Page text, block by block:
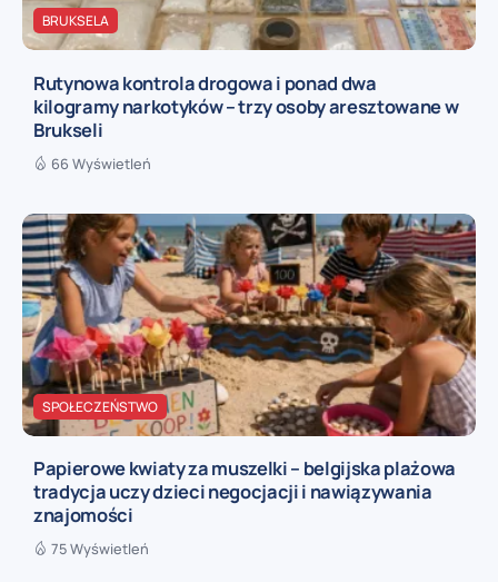
BRUKSELA
Rutynowa kontrola drogowa i ponad dwa
kilogramy narkotyków – trzy osoby aresztowane w
Brukseli
66 Wyświetleń
SPOŁECZEŃSTWO
Papierowe kwiaty za muszelki – belgijska plażowa
tradycja uczy dzieci negocjacji i nawiązywania
znajomości
75 Wyświetleń